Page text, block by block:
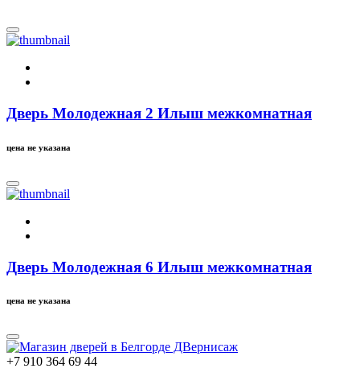
Дверь Молодежная 2 Илыш межкомнатная
цена не указана
Дверь Молодежная 6 Илыш межкомнатная
цена не указана
+7 910 364 69 44